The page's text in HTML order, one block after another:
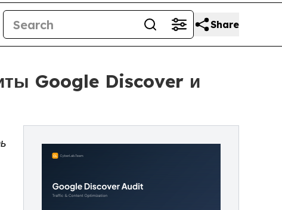
Share
Google Discover и